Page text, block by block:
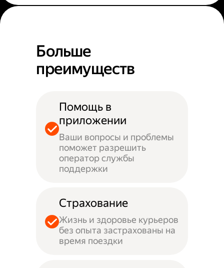
Больше
преимуществ
Помощь в
приложении
Ваши вопросы и проблемы
поможет разрешить
оператор службы
поддержки
Страхование
Жизнь и здоровье курьеров
без опыта застрахованы на
время поездки